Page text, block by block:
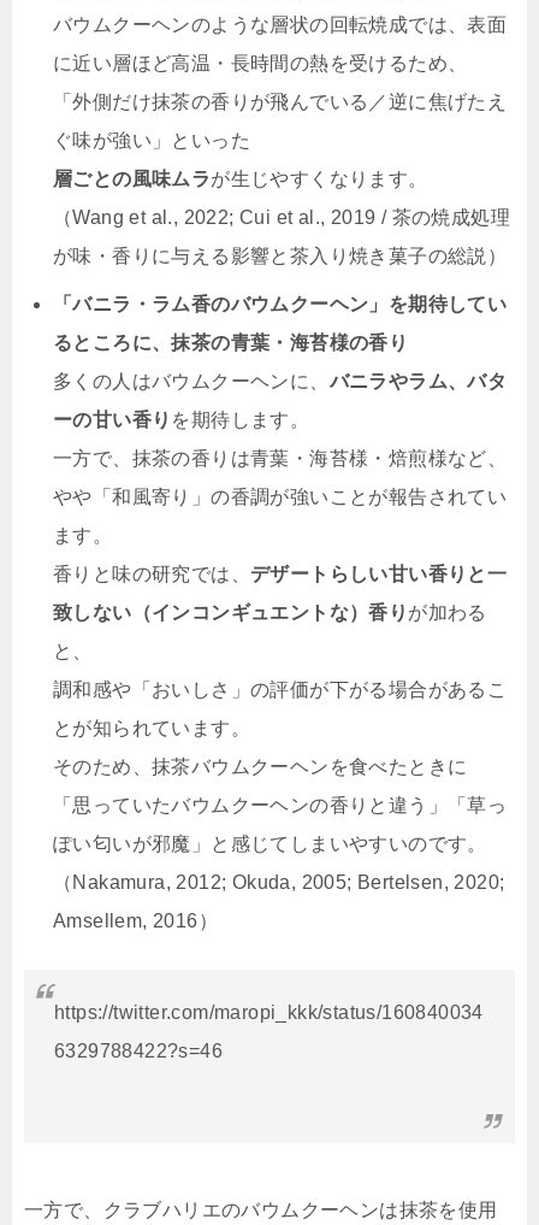
バウムクーヘンのような層状の回転焼成では、表面
に近い層ほど高温・長時間の熱を受けるため、
「外側だけ抹茶の香りが飛んでいる／逆に焦げたえ
ぐ味が強い」といった
層ごとの風味ムラが生じやすくなります。
（Wang et al., 2022; Cui et al., 2019 / 茶の焼成処理
が味・香りに与える影響と茶入り焼き菓子の総説）
「バニラ・ラム香のバウムクーヘン」を期待してい
るところに、抹茶の青葉・海苔様の香り
多くの人はバウムクーヘンに、 バニラやラム、バタ
ーの甘い香り を期待します。
一方で、抹茶の香りは青葉・海苔様・焙煎様など、
やや「和風寄り」の香調が強いことが報告されてい
ます。
香りと味の研究では、 デザートらしい甘い香りと一
致しない（インコンギュエントな）香り が加わる
と、
調和感や「おいしさ」の評価が下がる場合があるこ
とが知られています。
そのため、抹茶バウムクーヘンを食べたときに
「思っていたバウムクーヘンの香りと違う」「草っ
ぽい匂いが邪魔」と感じてしまいやすいのです。
（Nakamura, 2012; Okuda, 2005; Bertelsen, 2020;
Amsellem, 2016）
https://twitter.com/maropi_kkk/status/160840034
6329788422?s=46
一方で、クラブハリエのバウムクーヘンは抹茶を使用